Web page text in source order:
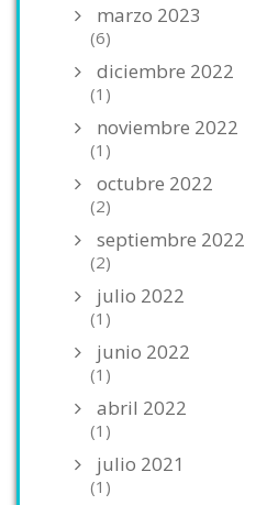
marzo 2023
(6)
diciembre 2022
(1)
noviembre 2022
(1)
octubre 2022
(2)
septiembre 2022
(2)
julio 2022
(1)
junio 2022
(1)
abril 2022
(1)
julio 2021
(1)